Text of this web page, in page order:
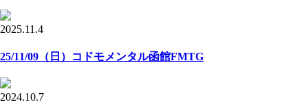
2025.11.4
25/11/09（日）コドモメンタル函館FMTG
2024.10.7